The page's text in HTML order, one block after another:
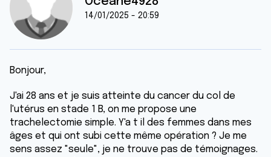
14/01/2025 - 20:59
Bonjour,
J'ai 28 ans et je suis atteinte du cancer du col de
l'utérus en stade 1 B, on me propose une
trachelectomie simple. Y'a t il des femmes dans mes
âges et qui ont subi cette même opération ? Je me
sens assez "seule", je ne trouve pas de témoignages.